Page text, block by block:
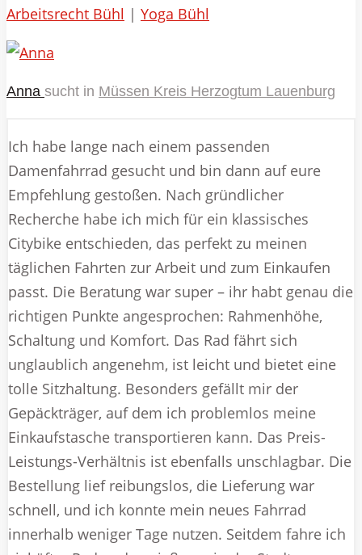
Arbeitsrecht Bühl | Yoga Bühl
Anna sucht in Müssen Kreis Herzogtum Lauenburg
Ich habe lange nach einem passenden
Damenfahrrad gesucht und bin dann auf eure
Empfehlung gestoßen. Nach gründlicher
Recherche habe ich mich für ein klassisches
Citybike entschieden, das perfekt zu meinen
täglichen Fahrten zur Arbeit und zum Einkaufen
passt. Die Beratung war super – ihr habt genau die
richtigen Punkte angesprochen: Rahmenhöhe,
Schaltung und Komfort. Das Rad fährt sich
unglaublich angenehm, ist leicht und bietet eine
tolle Sitzhaltung. Besonders gefällt mir der
Gepäckträger, auf dem ich problemlos meine
Einkaufstasche transportieren kann. Das Preis-
Leistungs-Verhältnis ist ebenfalls unschlagbar. Die
Bestellung lief reibungslos, die Lieferung war
schnell, und ich konnte mein neues Fahrrad
innerhalb weniger Tage nutzen. Seitdem fahre ich